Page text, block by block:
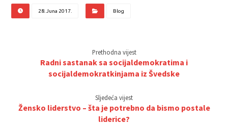
28. Juna 2017. Blog
Prethodna vijest
Radni sastanak sa socijaldemokratima i
socijaldemokratkinjama iz Švedske
Sljedeća vijest
Žensko liderstvo – šta je potrebno da bismo postale
liderice?